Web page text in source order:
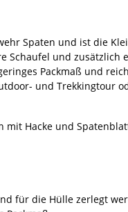
Spaten und ist die
Schaufel und zusätzlich
Packmaß und
und Trekkingtour
mit Hacke und
für die Hülle zerlegt